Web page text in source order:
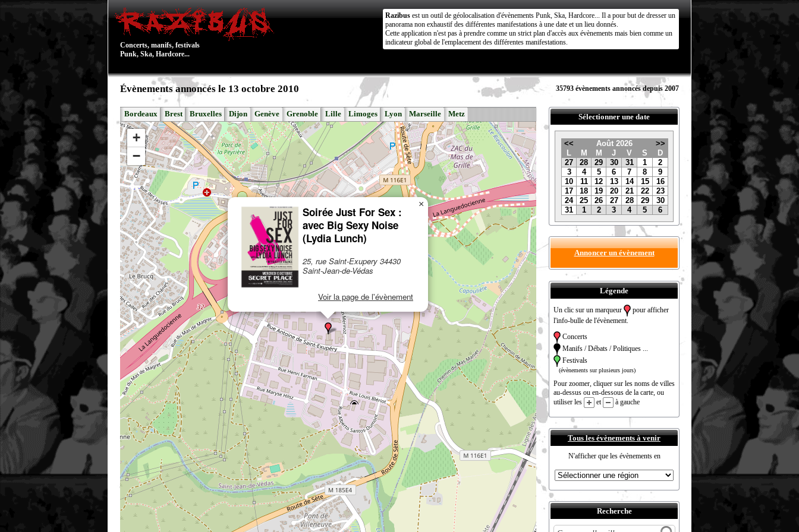
Concerts, manifs, festivals
Punk, Ska, Hardcore...
Razibus est un outil de géolocalisation d'évènements Punk, Ska, Hardcore... Il a pour but de dresser un
panorama non exhaustif des différentes manifestations à une date et un lieu donnés.
Cette application n'est pas à prendre comme un strict plan d'accès aux évènements mais bien comme un
indicateur global de l'emplacement des différentes manifestations.
Évènements annoncés le 13 octobre 2010 35793 évènements annoncés depuis 2007
Bordeaux Brest Bruxelles Dijon Genève Grenoble Lille Limoges Lyon Marseille Metz
Soirée Just For Sex :
avec Big Sexy Noise
(Lydia Lunch)
25, rue Saint-Exupery 34430
Saint-Jean-de-Védas
Voir la page de l'évènement
×
+
−
Sélectionner une date
<< Août 2026
>>
L
M M J V S
D
27
28 29 30 31 1
2
3
4 5 6 7 8
9
10
11 12 13 14 15
16
17
18 19 20 21 22
23
24
25 26 27 28 29
30
31
1 2 3 4 5 6
Annoncer un évènement
Légende
Un clic sur un marqueur
pour afficher
l'info-bulle de l'évènement.
Concerts
Manifs / Débats / Politiques ...
Festivals
(évènements sur plusieurs jours)
Pour zoomer, cliquer sur les noms de villes
au-dessus ou en-dessous de la carte, ou
utiliser les
et à gauche
Tous les évènements à venir
N'afficher que les évènements en
Recherche